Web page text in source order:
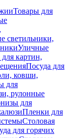
Товары для
светильники,
Уличные
картин,
Посуда для
ковши,
для
рулонные
для
Пленки для
Столовая
для горячих